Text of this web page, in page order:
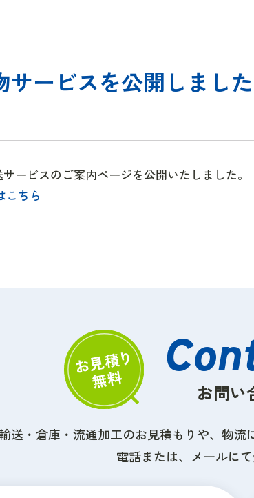
サービスを公開しました
ービスのご案内ページを公開いたしました。
こちら
お問い
送・倉庫・流通加工のお見積もりや、物流
電話または、メールに